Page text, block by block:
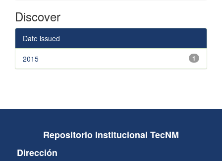
Discover
Date issued
1
2015
Repositorio Institucional TecNM
Dirección